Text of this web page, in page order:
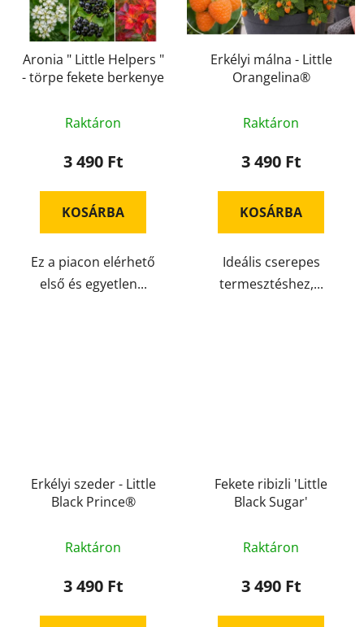
Aronia " Little Helpers "
- törpe fekete berkenye
Raktáron
3 490 Ft
KOSÁRBA
Ez a piacon elérhető
első és egyetlen...
Erkélyi málna - Little
Orangelina®
Raktáron
3 490 Ft
KOSÁRBA
Ideális cserepes
termesztéshez,...
Erkélyi szeder - Little
Black Prince®
Raktáron
3 490 Ft
Fekete ribizli 'Little
Black Sugar'
Raktáron
3 490 Ft